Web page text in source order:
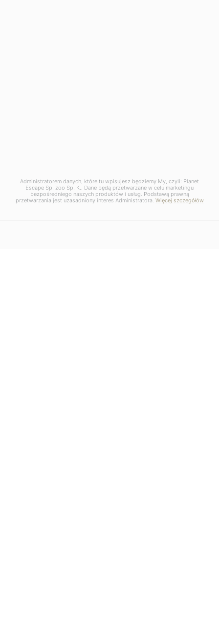
Administratorem danych, które tu wpisujesz będziemy My, czyli: Planet
Escape Sp. zoo Sp. K.. Dane będą przetwarzane w celu marketingu
bezpośredniego naszych produktów i usług. Podstawą prawną
przetwarzania jest uzasadniony interes Administratora. Więcej szczegółów